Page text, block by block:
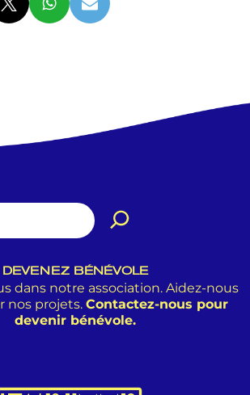
DEVENEZ BÉNÉVOLE
dans notre association. Aidez-nous
nos projets. Contactez-nous pour
devenir bénévole.